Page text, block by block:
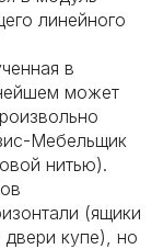
линейного
в
может
Мебельщик
нитью).
(ящики
двери купе), но